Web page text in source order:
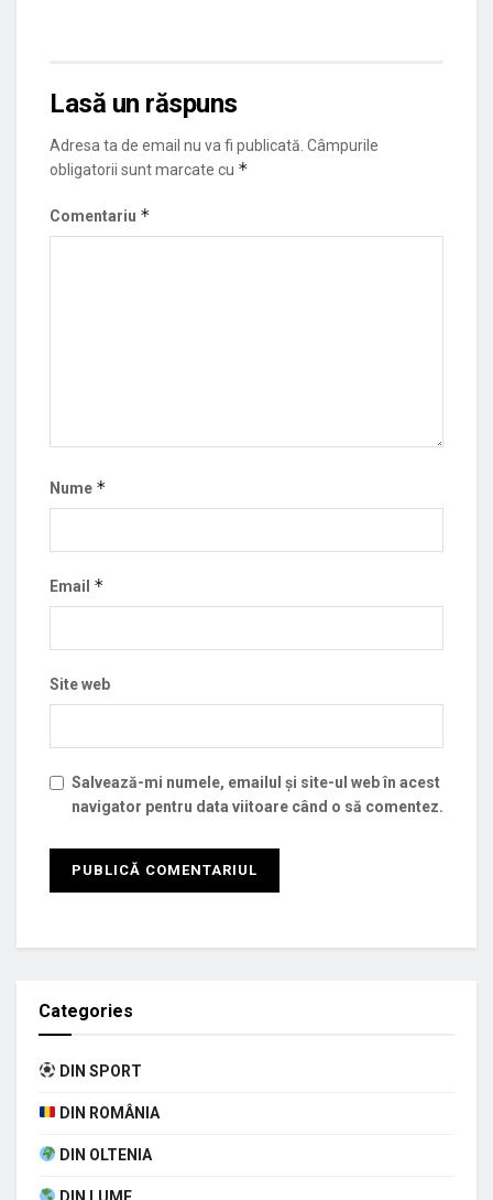
Lasă un răspuns
Adresa ta de email nu va fi publicată. Câmpurile
obligatorii sunt marcate cu *
Comentariu *
Nume *
Email *
Site web
Salvează-mi numele, emailul și site-ul web în acest
navigator pentru data viitoare când o să comentez.
Categories
DIN SPORT
DIN ROMÂNIA
DIN OLTENIA
DIN LUME